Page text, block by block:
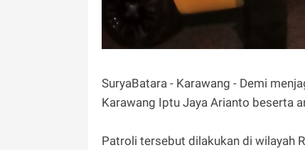
SuryaBatara - Karawang - Demi
Karawang Iptu Jaya Arianto beserta
Patroli tersebut dilakukan di wilayah